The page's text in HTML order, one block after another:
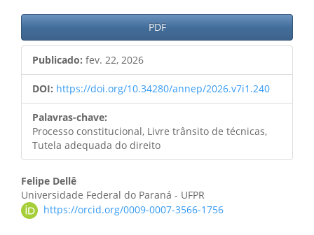
Barra
lateral
de
artigos
PDF
Publicado: fev. 22, 2026
DOI: https://doi.org/10.34280/annep/2026.v7i1.240
Palavras-chave:
Processo constitucional, Livre trânsito de técnicas,
Tutela adequada do direito
Conteúdo
do
Felipe Dellê
Universidade Federal do Paraná - UFPR
https://orcid.org/0009-0007-3566-1756